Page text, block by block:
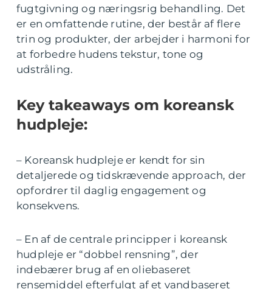
fugtgivning og næringsrig behandling. Det
er en omfattende rutine, der består af flere
trin og produkter, der arbejder i harmoni for
at forbedre hudens tekstur, tone og
udstråling.
Key takeaways om koreansk
hudpleje:
– Koreansk hudpleje er kendt for sin
detaljerede og tidskrævende approach, der
opfordrer til daglig engagement og
konsekvens.
– En af de centrale principper i koreansk
hudpleje er “dobbel rensning”, der
indebærer brug af en oliebaseret
rensemiddel efterfulgt af et vandbaseret